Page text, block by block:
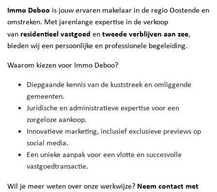
Immo Deboo is jouw ervaren makelaar in de regio Oostende en
omstreken. Met jarenlange expertise in de verkoop
van residentieel vastgoed entweede verblijven aan zee,
bieden wij een persoonlijke en professionele begeleiding.
Waarom kiezen voor Immo Deboo?
Diepgaande kennis van de kuststreek en omliggende
gemeenten.
Juridische en administratieve expertise voor een
zorgeloze aankoop.
Innovatieve marketing, inclusief exclusieve previews op
social media.
Een unieke aanpak voor een vlotte en succesvolle
vastgoedtransactie.
Wil je meer weten over onze werkwijze? Neem contact met